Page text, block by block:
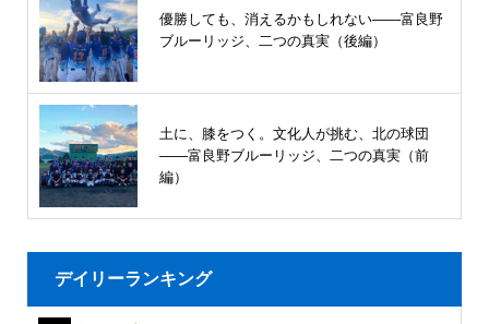
優勝しても、消えるかもしれない――富良野
ブルーリッジ、二つの真実（後編）
土に、膝をつく。文化人が挑む、北の球団
――富良野ブルーリッジ、二つの真実（前
編）
デイリーランキング